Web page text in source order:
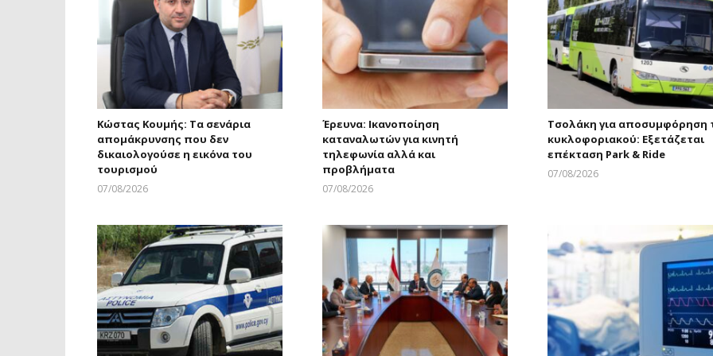
Κώστας Κουμής: Τα σενάρια
απομάκρυνσης που δεν
δικαιολογούσε η εικόνα του
τουρισμού
07/08/2026
Έρευνα: Ικανοποίηση
καταναλωτών για κινητή
τηλεφωνία αλλά και
προβλήματα
07/08/2026
Τσολάκη για αποσυμφόρηση
κυκλοφοριακού: Εξετάζεται
επέκταση Park & Ride
07/08/2026